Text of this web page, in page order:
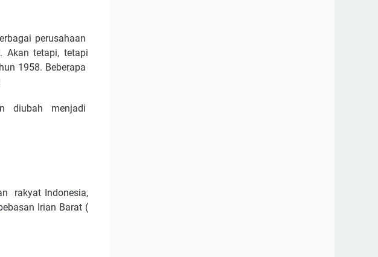
perusahaan
Akan tetapi, tetapi
1958. Beberapa
diubah menjadi
rakyat Indonesia,
Irian Barat (